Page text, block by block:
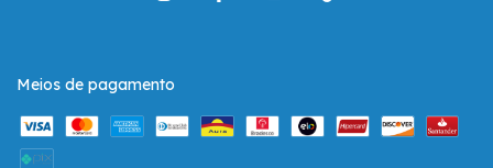
Meios de pagamento